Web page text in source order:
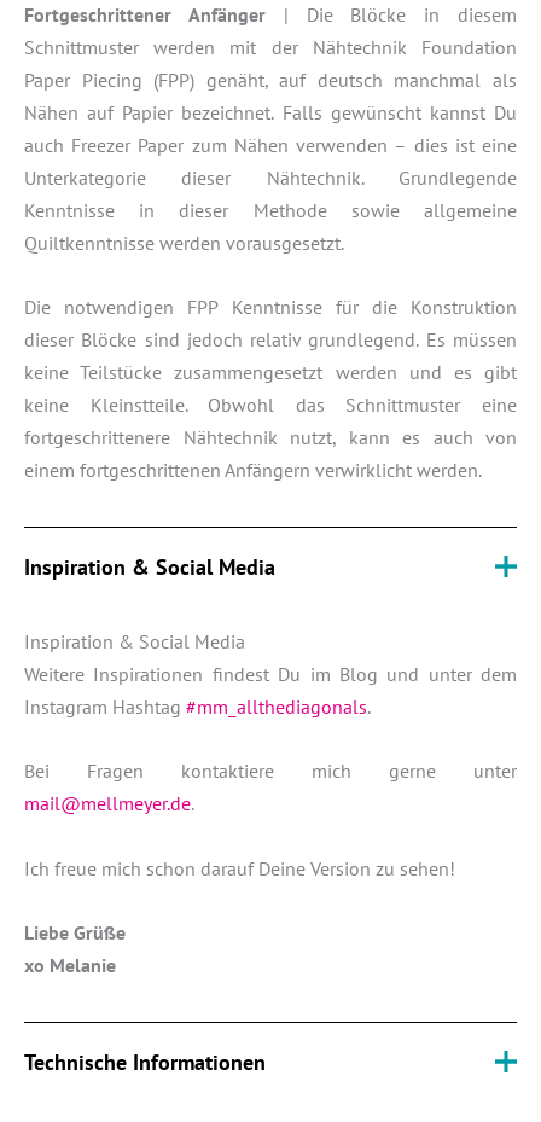
Fortgeschrittener Anfänger| Die Blöcke in diesem
Schnittmuster werden mit der Nähtechnik Foundation
Paper Piecing (FPP) genäht, auf deutsch manchmal als
Nähen auf Papier bezeichnet. Falls gewünscht kannst Du
auch Freezer Paper zum Nähen verwenden – dies ist eine
Unterkategorie dieser Nähtechnik. Grundlegende
Kenntnisse in dieser Methode sowie allgemeine
Quiltkenntnisse werden vorausgesetzt.
Die notwendigen FPP Kenntnisse für die Konstruktion
dieser Blöcke sind jedoch relativ grundlegend. Es müssen
keine Teilstücke zusammengesetzt werden und es gibt
keine Kleinstteile. Obwohl das Schnittmuster eine
fortgeschrittenere Nähtechnik nutzt, kann es auch von
einem fortgeschrittenen Anfängern verwirklicht werden.
Inspiration & Social Media
Inspiration & Social Media
Weitere Inspirationen findest Du im Blog und unter dem
Instagram Hashtag #mm_allthediagonals.
Bei Fragen kontaktiere mich gerne unter
mail@mellmeyer.de.
Ich freue mich schon darauf Deine Version zu sehen!
Liebe Grüße
xo Melanie
Technische Informationen